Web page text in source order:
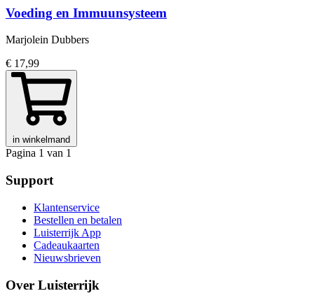
Voeding en Immuunsysteem
Marjolein Dubbers
€ 17,99
in winkelmand
Pagina 1 van 1
Support
Klantenservice
Bestellen en betalen
Luisterrijk App
Cadeaukaarten
Nieuwsbrieven
Over Luisterrijk